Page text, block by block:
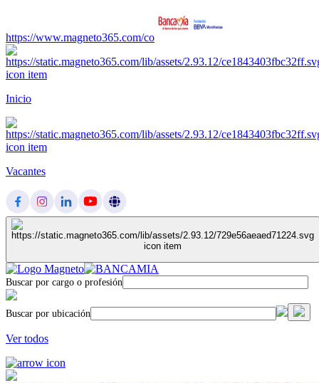
https://www.magneto365.com/co
Inicio
Vacantes
Buscar por cargo o profesión
Buscar por ubicación
Ver todos